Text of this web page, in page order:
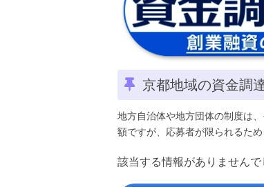
京都地域の資金調
地方自治体や地方団体の制度は
額ですが、応募者が限られるた
該当する情報がありませんで